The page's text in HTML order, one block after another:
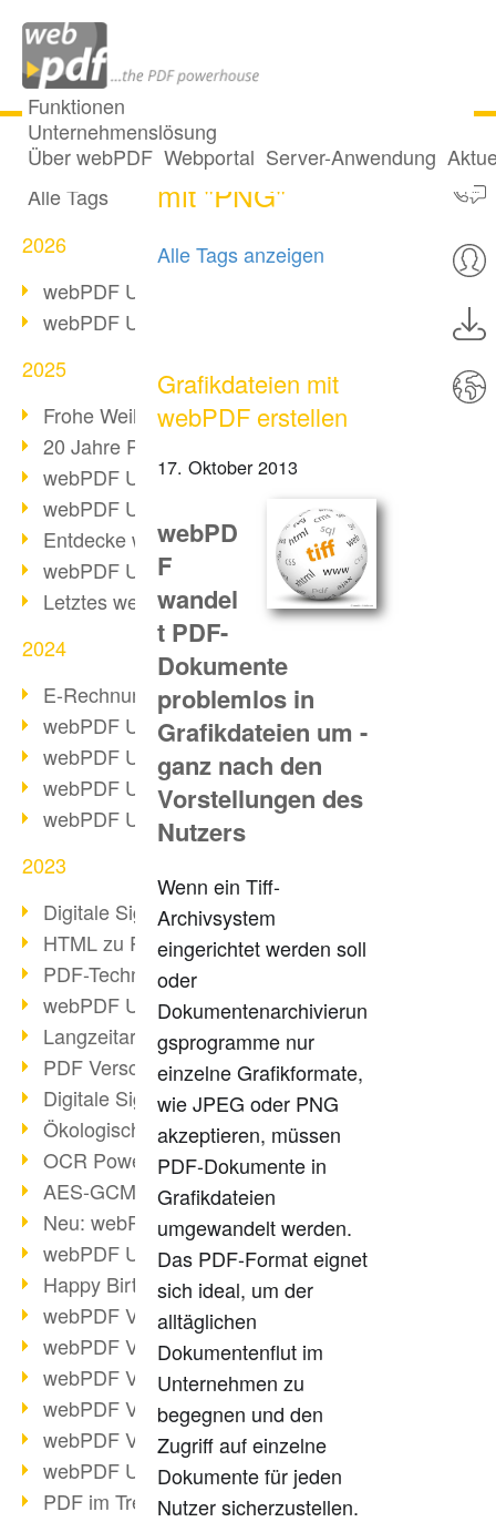
Funktionen
Unternehmenslösung
Über webPDF Webportal Server-Anwendung
Alle Beiträge
Alle Tags
2026
webPDF Update 10.0.5
webPDF Update 10.0.4
2025
Frohe Weihnachten & Auszeit
20 Jahre PDF/A
webPDF Update 10.0.3
webPDF Update 10.0.2
Entdecke webPDF 10
webPDF Update 9.0.0.3655
Letztes webPDF 8 Update
2024
E-Rechnungsstellung ab 2025
webPDF Update 9.0.0.3584
webPDF Update 9.0.0.3479
webPDF Update 9.0.0.3361
webPDF Update 9.0.0.3264
2023
Digitale Signatur in PDF
HTML zu PDF
PDF-Techniken für Barrierefreiheit
webPDF Update 9.0.0.3149
Langzeitarchivierung mit PDF/A
PDF Verschlüsselung
Digitale Signaturen
Ökologischen Abdruck reduzieren
OCR Power für Profis
AES-GCM-Unterstützung (PDF 2.0)
Neu: webPDF Developer Hub
webPDF Update 9.0.0.2898
Happy Birthday, PDF!
webPDF Video-Session 4
webPDF Video-Session 3
webPDF Video-Session 2
webPDF Video-Session 1
webPDF Video-Session Termine
webPDF Update 9.0.0.2843
PDF im Trend
2 Posts getaggt
mit "PNG"
Alle Tags anzeigen
Grafikdateien mit
webPDF erstellen
17. Oktober 2013
webPD
F
wandel
t PDF-
Dokumente
problemlos in
Grafikdateien um -
ganz nach den
Vorstellungen des
Nutzers
Wenn ein Tiff-
Archivsystem
eingerichtet werden soll
oder
Dokumentenarchivierun
gsprogramme nur
einzelne Grafikformate,
wie JPEG oder PNG
akzeptieren, müssen
PDF-Dokumente in
Grafikdateien
umgewandelt werden.
Das PDF-Format eignet
sich ideal, um der
alltäglichen
Dokumentenflut im
Unternehmen zu
begegnen und den
Zugriff auf einzelne
Dokumente für jeden
Nutzer sicherzustellen.